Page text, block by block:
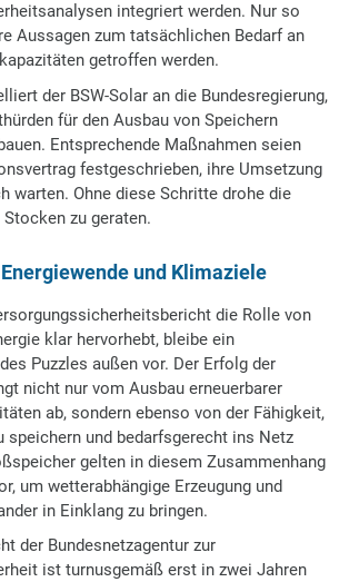
integriert werden. Nur so
Aussagen zum tatsächlichen Bedarf an
getroffen werden.
der BSW-Solar an die Bundesregierung,
für den Ausbau von Speichern
Entsprechende Maßnahmen seien
festgeschrieben, ihre Umsetzung
warten. Ohne diese Schritte drohe die
zu geraten.
und Klimaziele
die Rolle von
klar hervorhebt, bleibe ein
Puzzles außen vor. Der Erfolg der
nicht nur vom Ausbau erneuerbarer
ab, sondern ebenso von der Fähigkeit,
speichern und bedarfsgerecht ins Netz
gelten in diesem Zusammenhang
um wetterabhängige Erzeugung und
in Einklang zu bringen.
der Bundesnetzagentur zur
ist turnusgemäß erst in zwei Jahren